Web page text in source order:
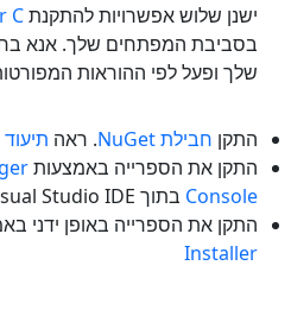
ישנן שלוש אפשרויות להתקנת
בסביבת המפתחים שלך. אנא
שלך ופעל לפי ההוראות
התקן חבילת NuGet . ראה תיעוד
התקן את הספרייה באמצעות
Console בתוך Visual Studio IDE
התקן את הספרייה באופן ידני
Installer